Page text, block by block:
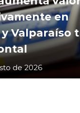
en
Valparaíso
de 2026